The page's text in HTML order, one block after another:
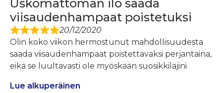
Uskomattoman ilo saada
viisaudenhampaat poistetuksi
20/12/2020
Olin koko viikon hermostunut mahdollisuudesta
saada viisaudenhampaat poistettavaksi perjantaina,
eikä se luultavasti ole myöskään suosikkilajini.
Lue alkuperäinen